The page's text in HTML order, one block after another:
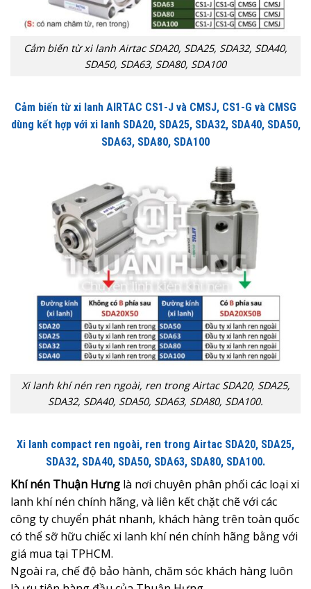
Cảm biến từ xi lanh Airtac SDA20, SDA25, SDA32, SDA40,
SDA50, SDA63, SDA80, SDA100
Cảm biến từ xi lanh AIRTAC CS1-J và CMSJ, CS1-G và CMSG
dùng kết hợp với xi lanh SDA20, SDA25, SDA32, SDA40, SDA50,
SDA63, SDA80, SDA100
Xi lanh khí nén ren ngoài, ren trong Airtac SDA20, SDA25,
SDA32, SDA40, SDA50, SDA63, SDA80, SDA100.
Xi lanh compact ren ngoài, ren trong Airtac SDA20, SDA25,
SDA32, SDA40, SDA50, SDA63, SDA80, SDA100.
Khí nén Thuận Hưng là nơi chuyên phân phối các loại xi
lanh khí nén chính hãng, và liên kết chặt chẽ với các
công ty chuyển phát nhanh, khách hàng trên toàn quốc
có thể sỡ hữu chiếc xi lanh khí nén chính hãng bằng với
giá mua tại TPHCM.
Ngoài ra, chế độ bảo hành, chăm sóc khách hàng luôn